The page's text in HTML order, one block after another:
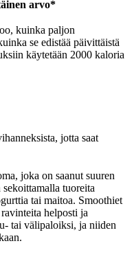
arvo*
kuinka paljon
se edistää päivittäistä
käytetään 2000 kaloria
jotta saat
joka on saanut suuren
tuoreita
tai maitoa. Smoothiet
helposti ja
tai välipaloiksi, ja niiden